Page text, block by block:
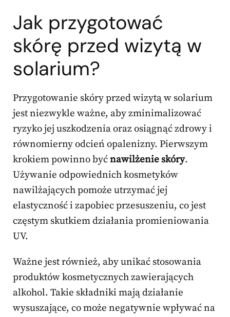
Jak przygotować
skórę przed wizytą w
solarium?
Przygotowanie skóry przed wizytą w solarium
jest niezwykle ważne, aby zminimalizować
ryzyko jej uszkodzenia oraz osiągnąć zdrowy i
równomierny odcień opalenizny. Pierwszym
krokiem powinno byćnawilżenie skóry.
Używanie odpowiednich kosmetyków
nawilżających pomoże utrzymać jej
elastyczność i zapobiec przesuszeniu, co jest
częstym skutkiem działania promieniowania
UV.
Ważne jest również, aby unikać stosowania
produktów kosmetycznych zawierających
alkohol. Takie składniki mają działanie
wysuszające, co może negatywnie wpływać na